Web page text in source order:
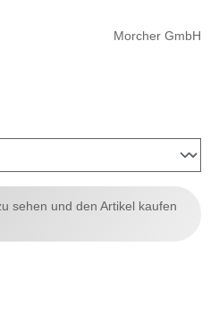
Morcher GmbH
sehen und den Artikel kaufen